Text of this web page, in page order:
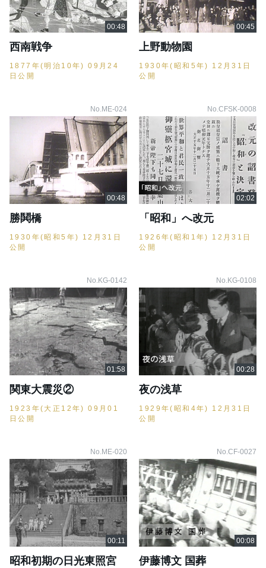
西南戦争
1877年(明治10年) 09月24
日公開
上野動物園
1930年(昭和5年) 12月31日
公開
No.ME-024
勝鬨橋
1930年(昭和5年) 12月31日
公開
No.CFSK-0008
「昭和」へ改元
1926年(昭和1年) 12月31日
公開
No.KG-0142
関東大震災②
1923年(大正12年) 09月01
日公開
No.KG-0108
夜の浅草
1929年(昭和4年) 12月31日
公開
No.ME-020
昭和初期の日光東照宮
No.CF-0027
伊藤博文 国葬